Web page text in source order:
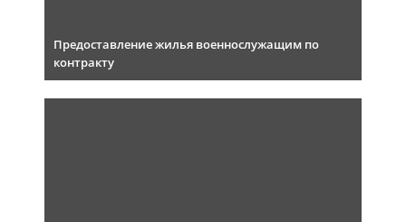
Предоставление жилья военнослужащим по
контракту